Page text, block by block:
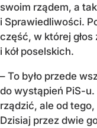
swoim rządem, a
i Sprawiedliwości.
część, w której
i kół poselskich.
– To było przede
do wystąpień PiS-
rządzić, ale od
Dzisiaj przez dwie